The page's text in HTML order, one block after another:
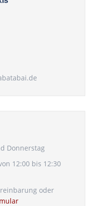
Donnerstag
12:00 bis 12:30
oder